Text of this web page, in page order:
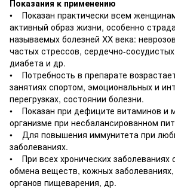
Показания к применению
• Показан практически всем
активный образ жизни, особенно
называемых болезней XX века:
частых стрессов, сердечно-
диабета и др.
• Потребность в препарате
занятиях спортом, эмоциональных и
перегрузках, состоянии болезни.
• Показан при дефиците витаминов и
организме при несбалансированном
• Для повышения иммунитета при
заболеваниях.
• При всех хронических заболеваниях
обмена веществ, кожных
органов пищеварения, др.